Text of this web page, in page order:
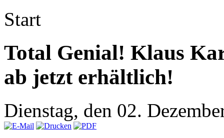
Start
Total Genial! Klaus
ab jetzt erhältlich!
Dienstag, den 02.